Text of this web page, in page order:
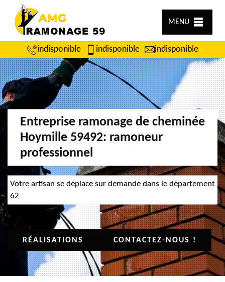
MENU
indisponible indisponible indisponible
Entreprise ramonage de cheminée
Hoymille 59492: ramoneur
professionnel
Votre artisan se déplace sur demande dans le département
62
RÉALISATIONS CONTACTEZ-NOUS !